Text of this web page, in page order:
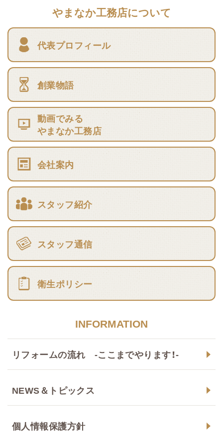
やまなか工務店について
代表プロフィール
創業物語
動画でみる
やまなか工務店
会社案内
スタッフ紹介
スタッフ通信
衛生ポリシー
INFORMATION
リフォームの流れ -ここまでやります！-
NEWS＆トピックス
個人情報保護方針